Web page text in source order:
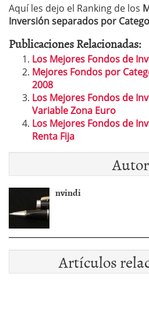
Aquí les dejo el Ranking de los
Inversión separados por
Publicaciones Relacionadas:
Los Mejores Fondos de
Mejores Fondos por
2008
Los Mejores Fondos de
Variable Zona Euro
Los Mejores Fondos de
Renta Fija
Autor
nvindi
Artículos